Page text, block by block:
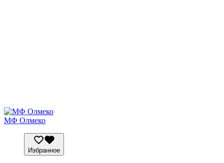
МФ Олмеко
Избранное